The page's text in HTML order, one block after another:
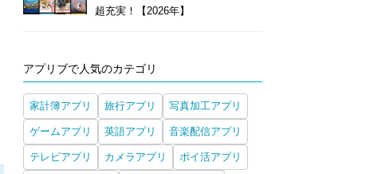
超充実！【2026年】
アプリブで人気のカテゴリ
家計簿アプリ 旅行アプリ 写真加工アプリ
ゲームアプリ 英語アプリ 音楽配信アプリ
テレビアプリ カメラアプリ ポイ活アプリ